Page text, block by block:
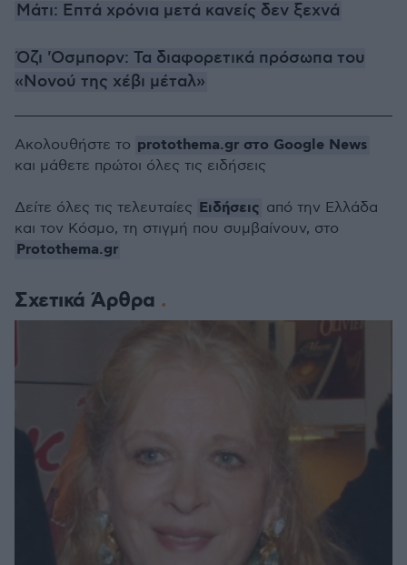
Μάτι: Επτά χρόνια μετά κανείς δεν ξεχνά
Όζι 'Οσμπορν: Τα διαφορετικά πρόσωπα του
«Νονού της χέβι μέταλ»
Σχετικά Άρθρα
Ακολουθήστε το protothema.gr στο Google News
και μάθετε πρώτοι όλες τις ειδήσεις
Δείτε όλες τις τελευταίες Ειδήσεις από την Ελλάδα
και τον Κόσμο, τη στιγμή που συμβαίνουν, στο
Protothema.gr